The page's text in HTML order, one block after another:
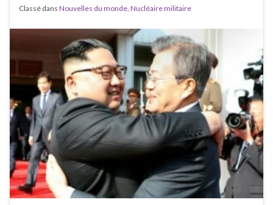
Classé dans Nouvelles du monde, Nucléaire militaire